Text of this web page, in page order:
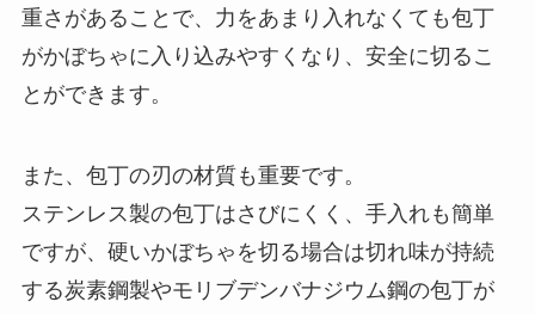
重さがあることで、力をあまり入れなくても包丁
がかぼちゃに入り込みやすくなり、安全に切るこ
とができます。
また、包丁の刃の材質も重要です。
ステンレス製の包丁はさびにくく、手入れも簡単
ですが、硬いかぼちゃを切る場合は切れ味が持続
する炭素鋼製やモリブデンバナジウム鋼の包丁が